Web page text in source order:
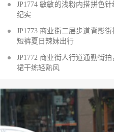
JP1774 敏敏的浅粉内搭拼色
纪实
JP1773 商业街二层步道背影
短裤夏日辣妹出行
JP1772 商业街人行道通勤街
裙干练轻熟风